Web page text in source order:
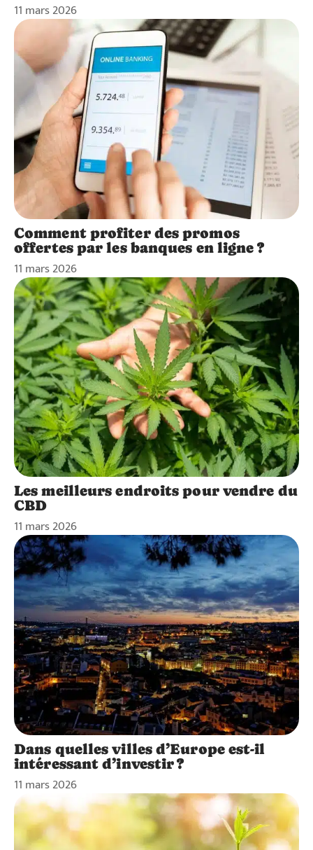
11 mars 2026
Comment profiter des promos
offertes par les banques en ligne ?
11 mars 2026
Les meilleurs endroits pour vendre du
CBD
11 mars 2026
Dans quelles villes d’Europe est-il
intéressant d’investir ?
11 mars 2026